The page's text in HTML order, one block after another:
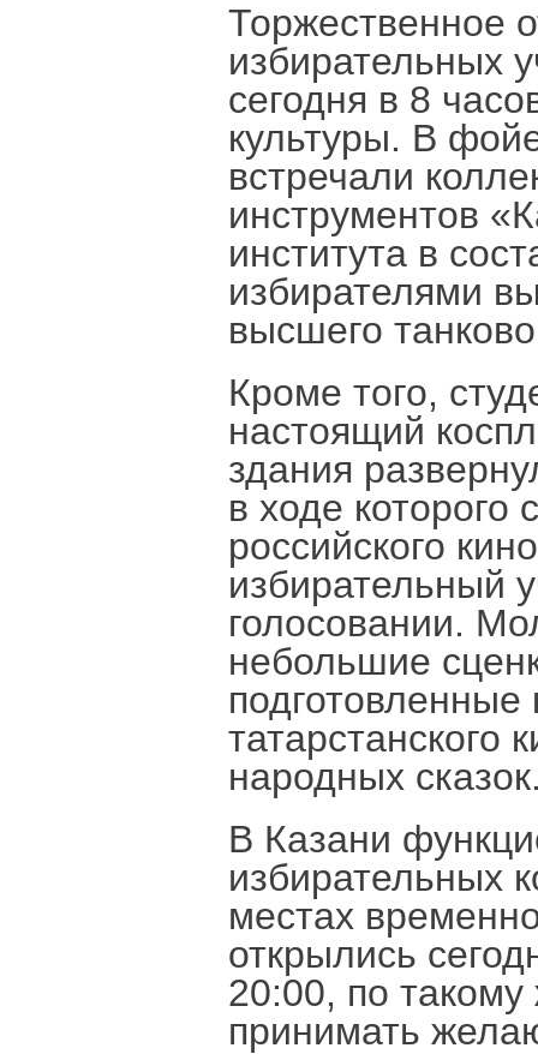
Торжественное
избирательных
сегодня в 8
культуры. В
встречали
инструментов
института в
избирателями
высшего
Кроме того,
настоящий
здания
в ходе которого
российского
избирательный
голосовании.
небольшие
татарстанского
народных
В Казани
избирательных
местах
открылись
20:00, по такому
принимать